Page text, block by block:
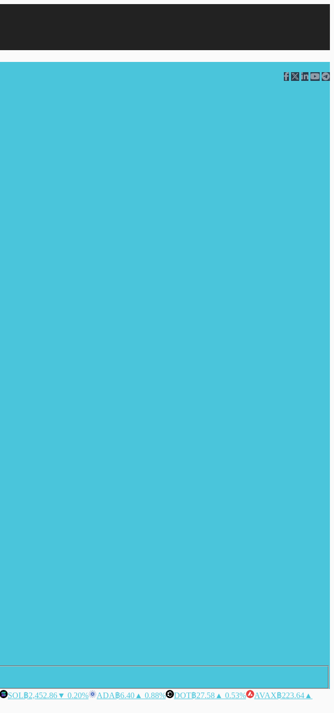
SOL฿2,452.86▼ 0.20% ADA฿6.40 ▲ 0.88% DOT฿27.58 ▲ 0.53% AVAX฿223.64 ▲